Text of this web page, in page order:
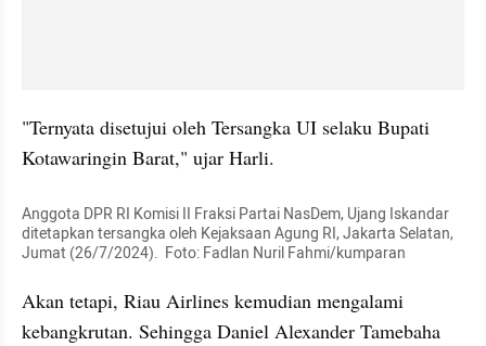
"Ternyata disetujui oleh Tersangka UI selaku Bupati
Kotawaringin Barat," ujar Harli.
Anggota DPR RI Komisi II Fraksi Partai NasDem, Ujang Iskandar
ditetapkan tersangka oleh Kejaksaan Agung RI, Jakarta Selatan,
Jumat (26/7/2024).  Foto: Fadlan Nuril Fahmi/kumparan
Akan tetapi, Riau Airlines kemudian mengalami
kebangkrutan. Sehingga Daniel Alexander Tamebaha